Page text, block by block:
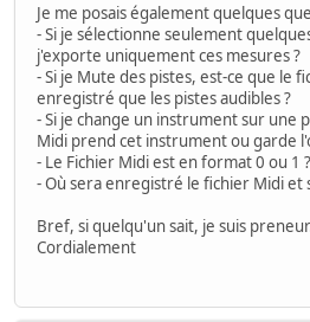
Je me posais également quelques
- Si je sélectionne seulement
j'exporte uniquement ces mesures ?
- Si je Mute des pistes, est-ce que le
enregistré que les pistes audibles ?
- Si je change un instrument sur une
Midi prend cet instrument ou garde
- Le Fichier Midi est en format 0 ou 1 ?
- Où sera enregistré le fichier Midi et
Bref, si quelqu'un sait, je suis
Cordialement